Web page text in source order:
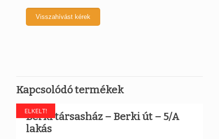
Kapcsolódó termékek
ELKELT!
Berki társasház – Berki út – 5/A
lakás